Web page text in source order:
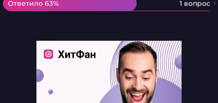
Ответило 63% 1 вопрос
Ответило 63%